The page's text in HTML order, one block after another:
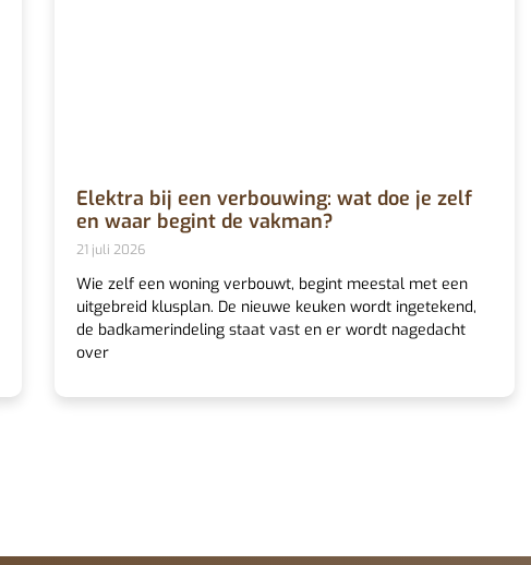
Elektra bij een verbouwing: wat doe je zelf
en waar begint de vakman?
21 juli 2026
Wie zelf een woning verbouwt, begint meestal met een
uitgebreid klusplan. De nieuwe keuken wordt ingetekend,
de badkamerindeling staat vast en er wordt nagedacht
over